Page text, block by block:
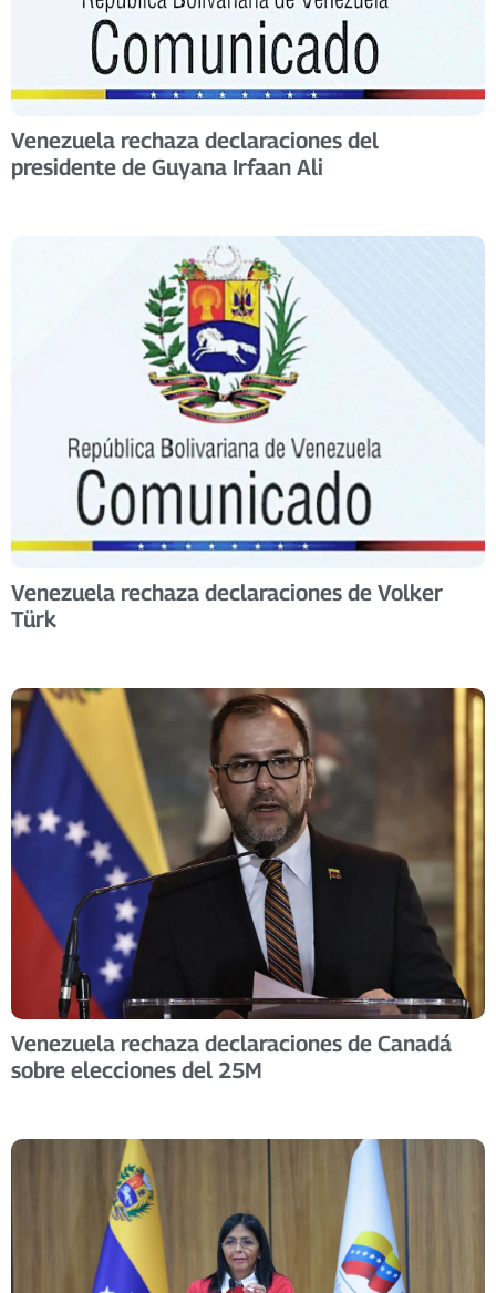
Venezuela rechaza declaraciones del
presidente de Guyana Irfaan Ali
Venezuela rechaza declaraciones de Volker
Türk
Venezuela rechaza declaraciones de Canadá
sobre elecciones del 25M